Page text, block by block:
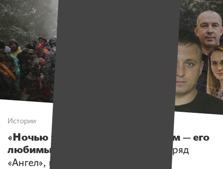
Истории
«Ночью нашли дедушку, а утром — его
любимый нож».
Зачем спасать отряд
«Ангел», который сам всех спасает